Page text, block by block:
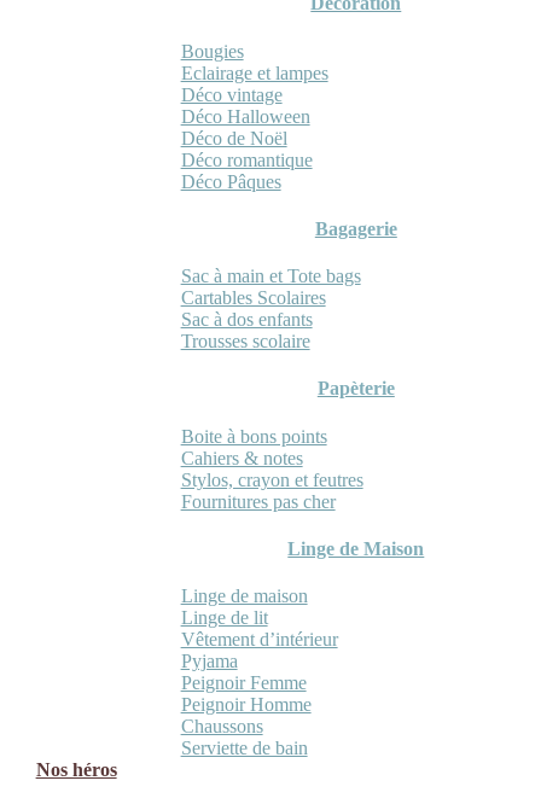
Bougies
Eclairage et lampes
Déco vintage
Déco Halloween
Déco de Noël
Déco romantique
Déco Pâques
Bagagerie
Sac à main et Tote bags
Cartables Scolaires
Sac à dos enfants
Trousses scolaire
Papèterie
Boite à bons points
Cahiers & notes
Stylos, crayon et feutres
Fournitures pas cher
Linge de Maison
Linge de maison
Linge de lit
Vêtement d’intérieur
Pyjama
Peignoir Femme
Peignoir Homme
Chaussons
Serviette de bain
Nos héros